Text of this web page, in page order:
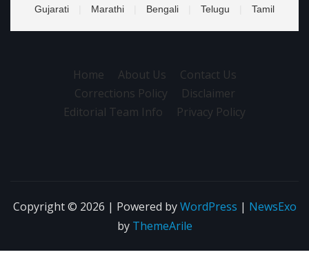
Gujarati
Marathi Bengali Telugu Tamil
Home About Us
Contact Us
Corrections Policy
Disclaimer
Editorial Team Info
Privacy Policy
Copyright © 2026 | Powered byWordPress | NewsExo
by ThemeArile